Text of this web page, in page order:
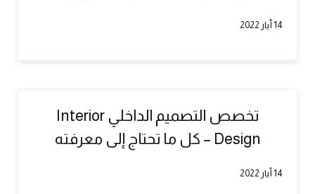
14 أيار 2022
تخصص التصميم الداخلي Interior
Design – كل ما تحتاج إلى معرفته
14 أيار 2022